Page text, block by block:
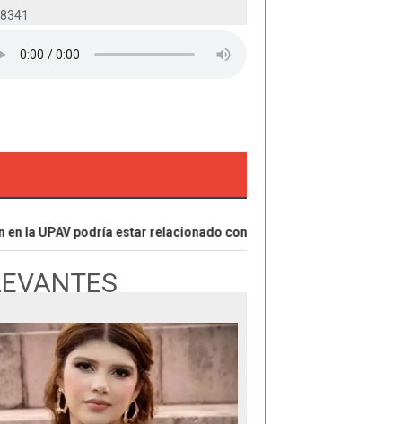
UPAV podría estar relacionado con lavado de dinero: SEFIPLAN